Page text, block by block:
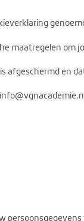
maatregelen om
afgeschermd en